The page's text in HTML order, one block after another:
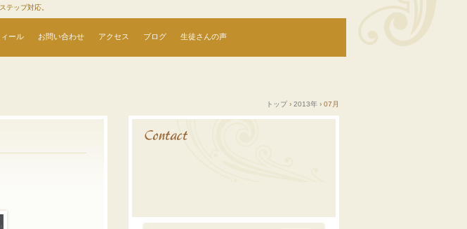
テップ対応。
ール お問い合わせ アクセス ブログ 生徒さんの声
トップ › 2013年 › 07月